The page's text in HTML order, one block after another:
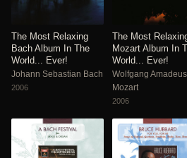
The Most Relaxing
Bach Album In The
World... Ever!
Johann Sebastian Bach
2006
The Most
Mozart Album In
World... Ever!
Wolfgang Amadeus
Mozart
2006